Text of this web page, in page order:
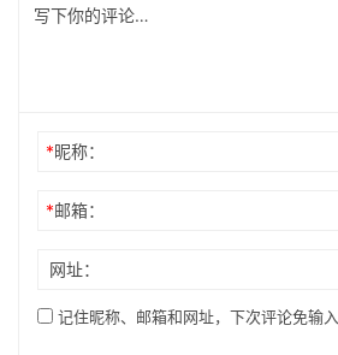
*昵称：
*邮箱：
网址：
记住昵称、邮箱和网址，下次评论免输入